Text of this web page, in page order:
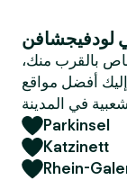
بالقرب منك،
أفضل مواقع
Parkinsel
Katzinett
Rhein-